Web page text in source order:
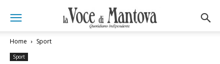
Home Sport
Sport